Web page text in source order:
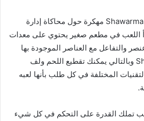
تدور فكرة لعبة Shawarma Legend مهكرة حول محاكاة إدارة
اللعب في مطعم صغير يحتوي على معدات
والتفاعل مع العناصر الموجودة بها
داخل Shawarma Legend وبالتالي يمكنك تقطيع اللحم ولف
المختلفة في كل طلب بأنها لعبه
تملك القدرة على التحكم في كل شيء